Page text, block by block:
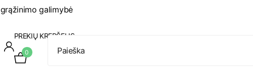
sėkmingai įvykdytų užsakymų
PREKIŲ KREPŠELIS
0